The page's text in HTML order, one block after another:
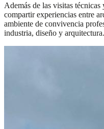
Además de las visitas
compartir experiencias entre
ambiente de convivencia
industria, diseño y arquitectura.